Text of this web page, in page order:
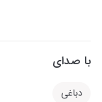
با صدای
دباغی